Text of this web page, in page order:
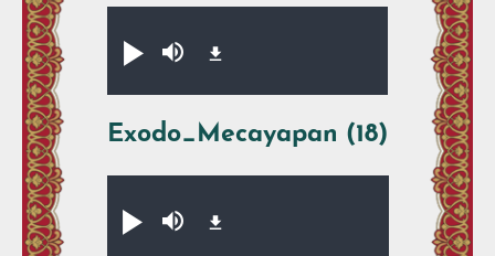
Xikpe̱walti̱y
Silenciar
Exodo_Mecayapan (18)
Xikpe̱walti̱y
Silenciar